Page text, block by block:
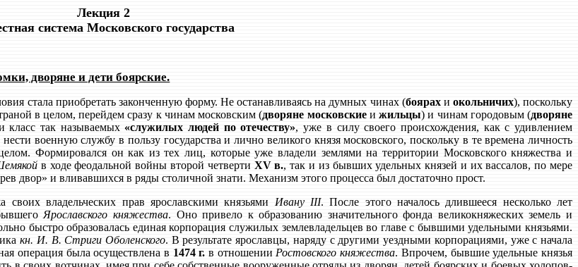
Лекция 2
система Московского государства
дворяне и дети боярские.
стала приобретать законченную форму. Не останавливаясь на думных чинах (боярахи окольничих), поскольку
в целом, перейдем сразу к чинам московским (дворяне московскиеижильцы) и чинам городовым (дворяне
класс так называемых«служилых людей по отечеству», уже в силу своего происхождения, как с удивлением
военную службу в пользу государства и лично великого князя московского, поскольку в те времена личность
Формировался он как из тех лиц, которые уже владели землями на территории Московского княжества и
в ходе феодальной войны второй четверти XV в., так и из бывших удельных князей и их вассалов, по мере
двор» и вливавшихся в ряды столичной знати. Механизм этого процесса был достаточно прост.
владельческих прав ярославскими князьями Ивану III. После этого началось длившееся несколько лет
Ярославского княжества. Оно привело к образованию значительного фонда великокняжеских земель и
быстро образовалась единая корпорация служилых землевладельцев во главе с бывшими удельными князьями.
кн. И. В. Стриги Оболенского. В результате ярославцы, наряду с другими уездными корпорациями, уже с начала
операция была осуществлена в 1474 г. в отношении Ростовского княжества. Впрочем, бывшие удельные князья